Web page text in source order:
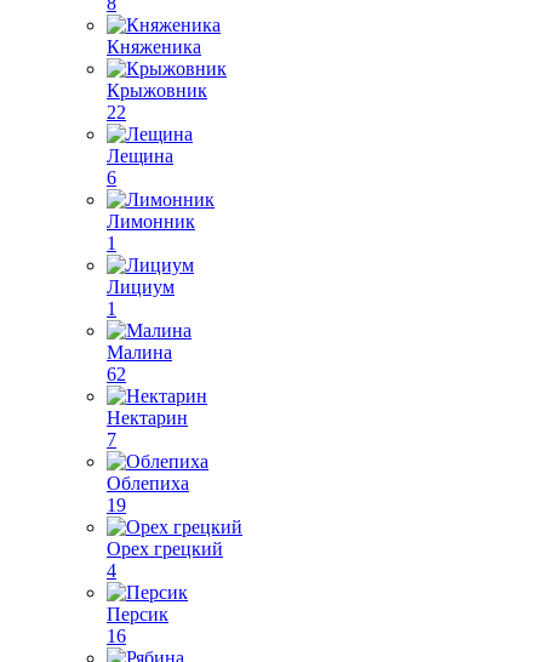
Княженика
Крыжовник
22
Лещина
6
Лимонник
1
Лициум
1
Малина
62
Нектарин
7
Облепиха
19
Орех грецкий
4
Персик
16